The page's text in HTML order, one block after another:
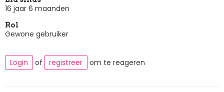
16 jaar 6 maanden
Rol
Gewone gebruiker
Login of registreer om te reageren